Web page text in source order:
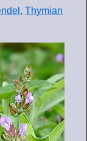
, Thymian